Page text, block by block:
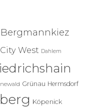
Bergmannkiez
City West Dahlem
Grünau Hermsdorf
Köpenick